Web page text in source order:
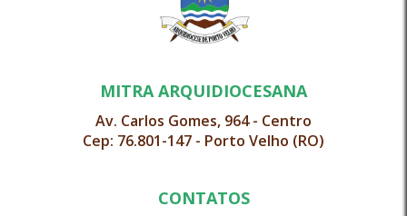
MITRA ARQUIDIOCESANA
Av. Carlos Gomes, 964 - Centro
Cep: 76.801-147 - Porto Velho (RO)
CONTATOS